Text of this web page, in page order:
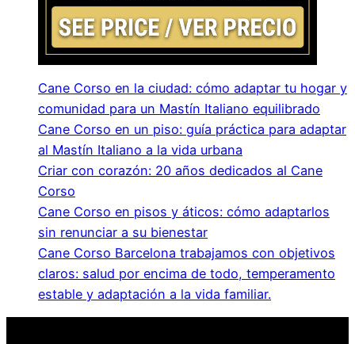
Cane Corso en la ciudad: cómo adaptar tu hogar y
comunidad para un Mastín Italiano equilibrado
Cane Corso en un piso: guía práctica para adaptar
al Mastín Italiano a la vida urbana
Criar con corazón: 20 años dedicados al Cane
Corso
Cane Corso en pisos y áticos: cómo adaptarlos
sin renunciar a su bienestar
Cane Corso Barcelona trabajamos con objetivos
claros: salud por encima de todo, temperamento
estable y adaptación a la vida familiar.